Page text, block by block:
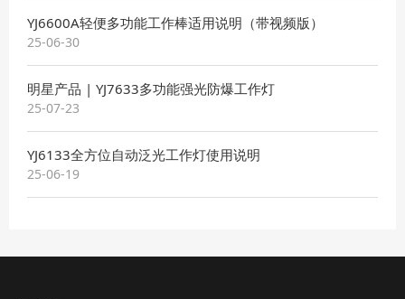
YJ6600A轻便多功能工作棒适用说明（带视频版）
25-06-30
明星产品 | YJ7633多功能强光防爆工作灯
25-07-23
YJ6133全方位自动泛光工作灯使用说明
25-06-19